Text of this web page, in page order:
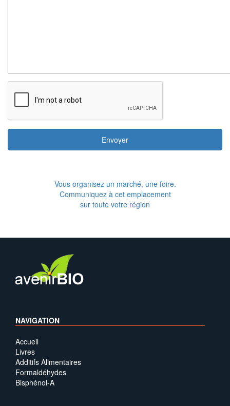
Envoyer
Vous organisez un marché, une foire.
Communiquez à cet emplacement
sur toute votre région
NAVIGATION
Accueil
Livres
Additifs Alimentaires
Formaldéhydes
Bisphénol-A